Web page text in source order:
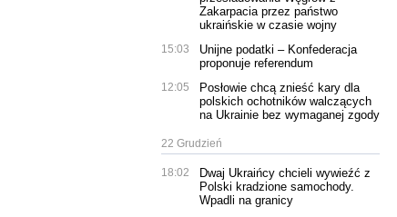
Zakarpacia przez państwo
ukraińskie w czasie wojny
15:03
Unijne podatki – Konfederacja
proponuje referendum
12:05
Posłowie chcą znieść kary dla
polskich ochotników walczących
na Ukrainie bez wymaganej zgody
22 Grudzień
18:02
Dwaj Ukraińcy chcieli wywieźć z
Polski kradzione samochody.
Wpadli na granicy